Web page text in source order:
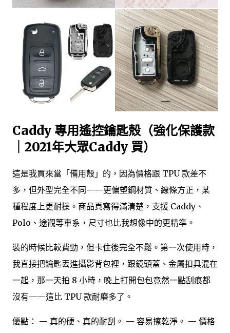
Caddy 專用遙控鑰匙殼（強化保護款
｜2021年大眾Caddy 買）
這是我買來當「備用殼」的，因為價格跟 TPU 款差不
多，但外型完全不同——更偏塑鋼材質、線條方正，某
種程度上更耐操。商品頁寫得滿清楚，支援 Caddy、
Polo、途觀等車系，尺寸也比我想像中的更精準。
裝的時候比較費勁，但卡住後完全不鬆。第一次使用時，
我直接把鑰匙丟進攝影背包裡，跟鏡頭蓋、金屬扣具混在
一起，那一天拍 8 小時，晚上打開包包竟然一點刮痕都
沒有——這比 TPU 款耐磨多了。
優點： — 真的硬、真的耐刮。 — 容易擦乾淨。 — 價格